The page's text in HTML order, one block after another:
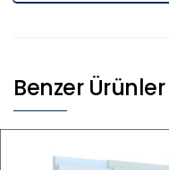
Benzer Ürünler